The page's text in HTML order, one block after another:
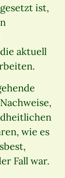
ist,
aktuell
wie es
Fall war.